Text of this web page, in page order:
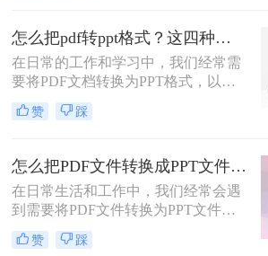
式，以便进行演示或进一步编辑。那
么PDF怎么转换PPT呢？本文将详细
介绍几种高效将PDF转换为PPT的方
法，帮助您轻松应对这一需求。
怎么把pdf转ppt格式？这四种转换方法很不错！
在日常的工作和学习中，我们经常需
要将PDF文档转换为PPT格式，以便
更好地进行演示和分享。PDF文件因
其良好的跨平台兼容性和内容稳定性
的编辑功能和动态演示效果而备受青
睐。本文将详细介绍几种将PDF转换
为PPT格式的方法，帮助您高效完成
转换任务。
赞 踩
怎么把PDF文件转换成PPT文件？这里教你这二种方法!
​在日常生活和工作中，我们经常会遇
到需要将PDF文件转换为PPT文件的
情况。PDF文件虽然便于阅读和分
享，但在演示和讲解时，PPT文件则
赞 踩